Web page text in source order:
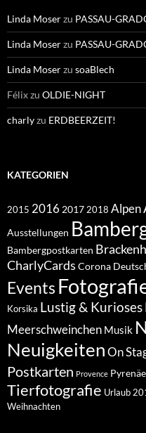
Linda Moserzu PASSAU-
Linda Moserzu PASSAU-
Linda Moserzu soaBlech
Félixzu OLDIE-NIGHT
charlyzu ERDBEERZEIT!
KATEGORIEN
2015 2016 2017 2018 Alpen
Ausstellungen
Bambergpostkarten
CharlyCards Corona
Events
Korsika Lustig & Kurioses
Meerschweinchen Musik
NeuigkeitenOn
Postkarten Provence
Tierfotografie Urlaub
Weihnachten